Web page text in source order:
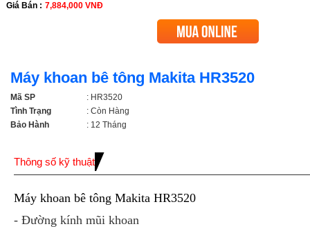
Giá Bán : 7,884,000 VNĐ
Máy khoan bê tông Makita HR3520
Mã SP
: HR3520
Tình Trạng
: Còn Hàng
Bảo Hành
: 12 Tháng
Thông số kỹ thuật
Máy khoan bê tông Makita HR3520
- Đường kính mũi khoan